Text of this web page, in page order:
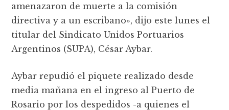
amenazaron de muerte a la comisión
directiva y a un escribano», dijo este lunes el
titular del Sindicato Unidos Portuarios
Argentinos (SUPA), César Aybar.
Aybar repudió el piquete realizado desde
media mañana en el ingreso al Puerto de
Rosario por los despedidos -a quienes el